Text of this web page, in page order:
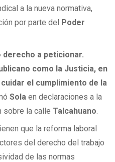
a la nueva normativa,
por parte del
Poder
a peticionar.
como la Justicia, en
el cumplimiento de la
Sola en declaraciones a la
sobre la calle Talcahuano
que la reforma laboral
del derecho del trabajo
de las normas